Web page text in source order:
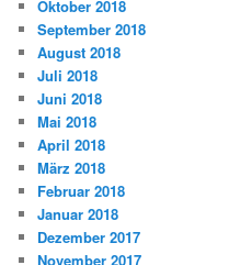
Oktober 2018
September 2018
August 2018
Juli 2018
Juni 2018
Mai 2018
April 2018
März 2018
Februar 2018
Januar 2018
Dezember 2017
November 2017